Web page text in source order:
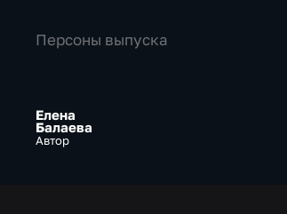
Персоны выпуска
Елена
Балаева
Автор